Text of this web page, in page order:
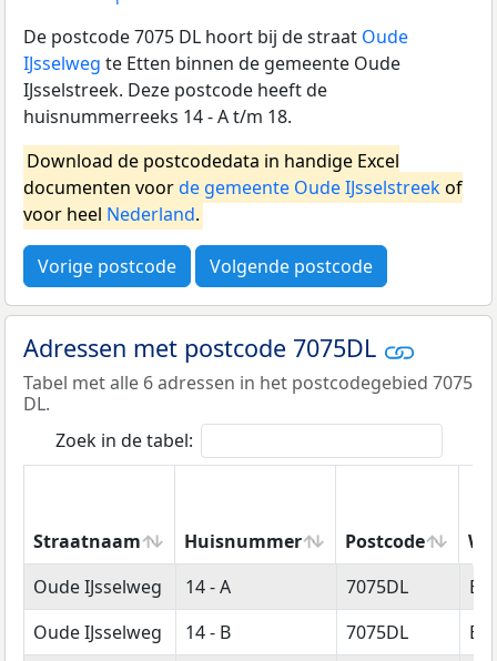
De postcode 7075 DL hoort bij de straat Oude
IJsselweg te Etten binnen de gemeente Oude
IJsselstreek. Deze postcode heeft de
huisnummerreeks 14 - A t/m 18.
Download de postcodedata in handige Excel
documenten voorde gemeente Oude IJsselstreekof
voor heel Nederland.
Vorige postcode Volgende postcode
Adressen met postcode 7075DL
Tabel met alle 6 adressen in het postcodegebied 7075
DL.
Zoek in de tabel:
Straatnaam Huisnummer Postcode
Straatnaam
Huisnummer Postcode
Oude IJsselweg 14 - A 7075DL
Oude IJsselweg
14 - B 7075DL